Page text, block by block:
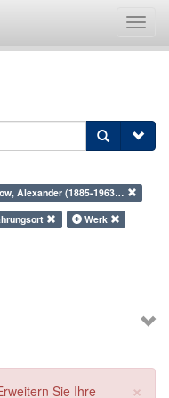
Alexander (1885-1963…
Werk
×
Sie Ihre